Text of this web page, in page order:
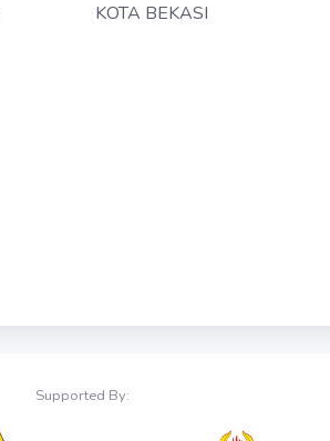
KOTA BEKASI
Supported By: